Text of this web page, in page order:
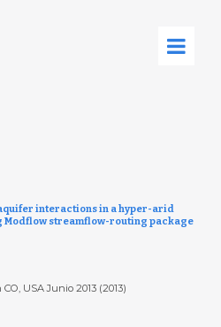
interactions in a hyper-arid
Modflow streamflow-routing package
USA Junio 2013 (2013)